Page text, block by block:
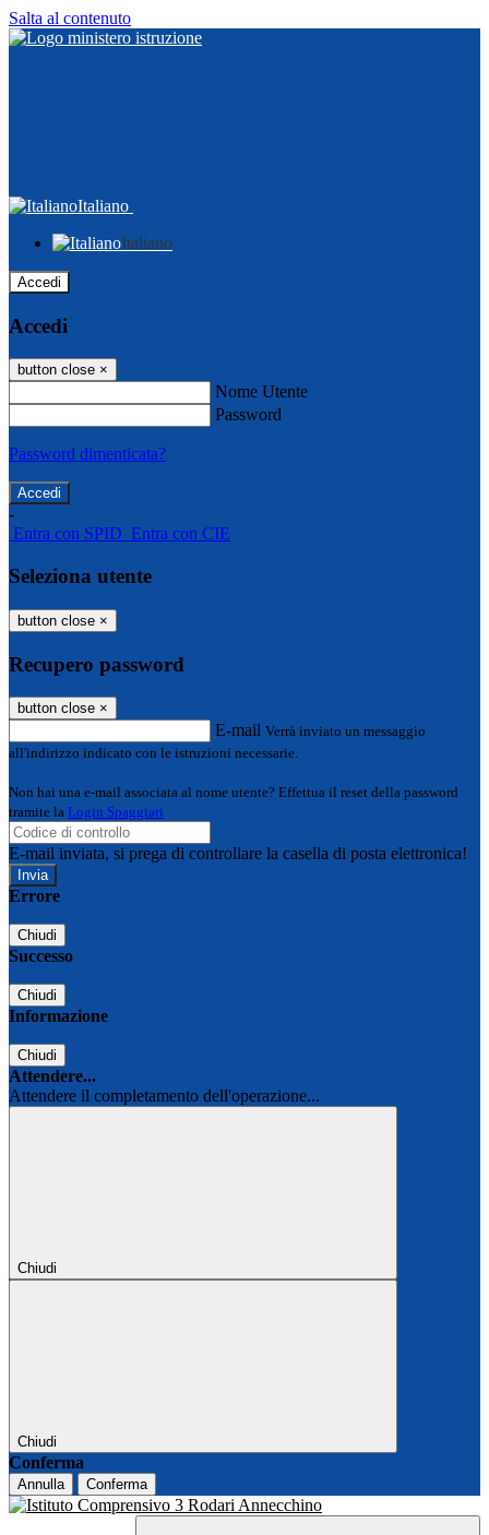
Salta al contenuto
Italiano
Italiano
Accedi
Accedi
button close ×
Nome Utente
Password
Password dimenticata?
-
Entra con SPID Entra con CIE
Seleziona utente
button close ×
Recupero password
button close ×
E-mail Verrà inviato un messaggio
all'indirizzo indicato con le istruzioni necessarie.
Non hai una e-mail associata al nome utente? Effettua il reset della password
tramite la Login Spaggiari
E-mail inviata, si prega di controllare la casella di posta elettronica!
Errore
Chiudi
Successo
Chiudi
Informazione
Chiudi
Attendere...
Attendere il completamento dell'operazione...
Chiudi
Chiudi
Conferma
Annulla Conferma